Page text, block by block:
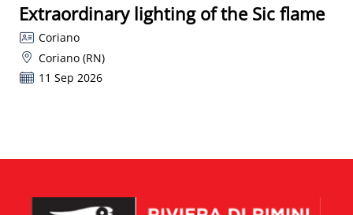
Extraordinary lighting of the Sic flame
Coriano
Coriano (RN)
11 Sep 2026